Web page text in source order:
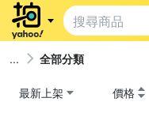
全部分類
最新上架 價格